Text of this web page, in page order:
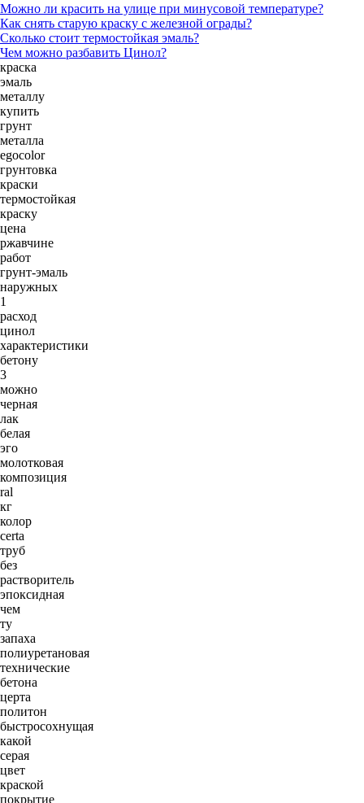
Можно ли красить на улице при минусовой температуре?
Как снять старую краску с железной ограды?
Сколько стоит термостойкая эмаль?
Чем можно разбавить Цинол?
краска
эмаль
металлу
купить
грунт
металла
egocolor
грунтовка
краски
термостойкая
краску
цена
ржавчине
работ
грунт-эмаль
наружных
1
расход
цинол
характеристики
бетону
3
можно
черная
лак
белая
эго
молотковая
композиция
ral
кг
колор
certa
труб
без
растворитель
эпоксидная
чем
ту
запаха
полиуретановая
технические
бетона
церта
политон
быстросохнущая
какой
серая
цвет
краской
покрытие